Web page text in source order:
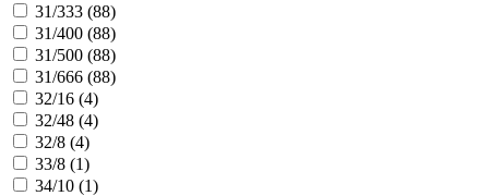
31/333 (88)
31/400 (88)
31/500 (88)
31/666 (88)
32/16 (4)
32/48 (4)
32/8 (4)
33/8 (1)
34/10 (1)